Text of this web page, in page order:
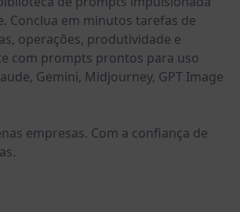
Conclua em minutos tarefas de
operações, produtividade e
com prompts prontos para uso
Gemini, Midjourney, GPT Image
empresas. Com a confiança de